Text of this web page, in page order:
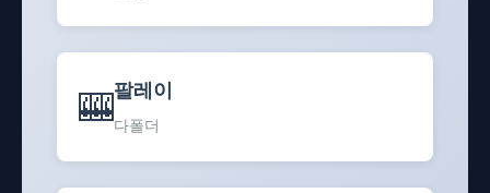
🎰팔레이
다폴더